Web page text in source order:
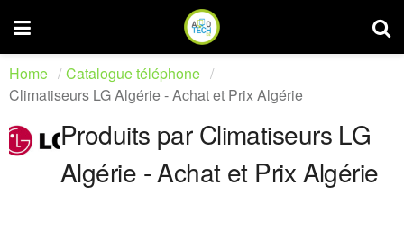
Home
Catalogue téléphone
Climatiseurs LG Algérie - Achat et Prix Algérie
Produits par Climatiseurs LG
Algérie - Achat et Prix Algérie